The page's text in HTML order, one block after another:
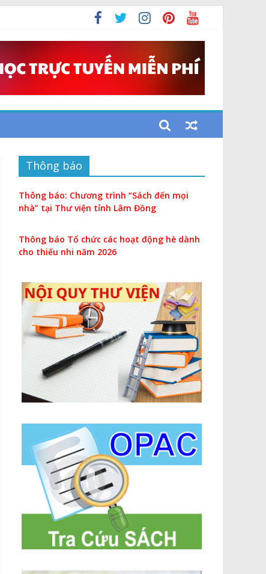
Thông báo
Thông báo: Chương trình “Sách đến mọi
nhà” tại Thư viện tỉnh Lâm Đồng
Thông báo Tổ chức các hoạt động hè dành
cho thiếu nhi năm 2026